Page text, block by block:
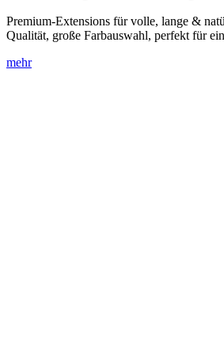
Premium-Extensions für volle, lange &
Qualität, große Farbauswahl, perfekt für
mehr